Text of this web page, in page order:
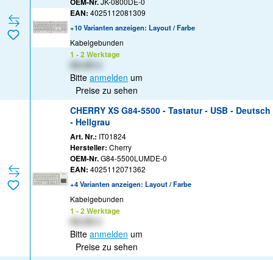
EAN: 4025112081309
+10 Varianten anzeigen: Layout / Farbe
Kabelgebunden
1 - 2 Werktage
Bitte anmelden um
Preise zu sehen
CHERRY XS G84-5500 - Tastatur - USB - Deutsch
- Hellgrau
Art. Nr.: IT01824
Hersteller: Cherry
OEM-Nr.G84-5500LUMDE-0
EAN: 4025112071362
+4 Varianten anzeigen: Layout / Farbe
Kabelgebunden
1 - 2 Werktage
XX,XX €
Bitte anmelden um
Preise zu sehen